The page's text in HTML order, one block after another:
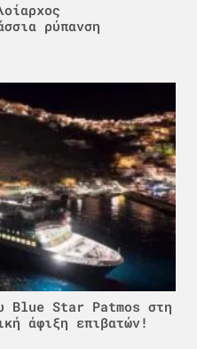
ρύπανση
Blue Star Patmos στη
άφιξη επιβατών!